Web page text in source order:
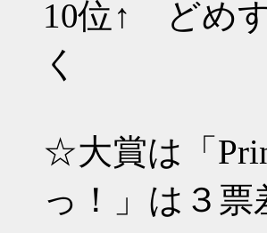
10位↑ どめ
く
☆大賞は「
っ！」は３